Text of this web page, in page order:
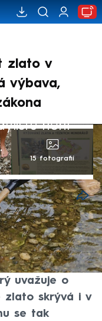
zlato v
výbava,
není
15 fotografií
Ve Zlatých
mělo ukrývat až
kovu. Uvedl
uvažuje o
zlato skrývá i v
se tak